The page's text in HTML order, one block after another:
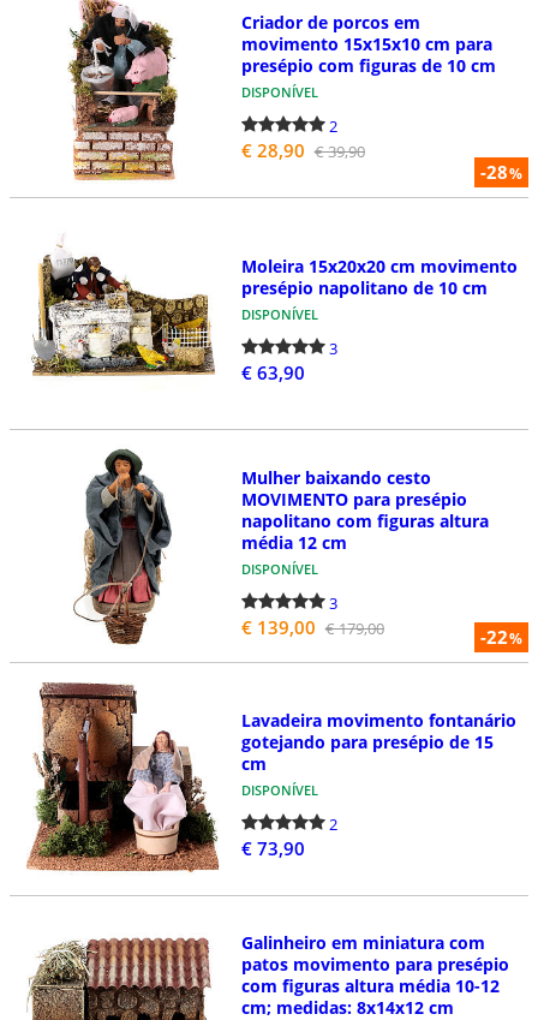
-28%
Criador de porcos em
movimento 15x15x10 cm para
presépio com figuras de 10 cm
DISPONÍVEL
2
€ 28,90 € 39,90
Moleira 15x20x20 cm movimento
presépio napolitano de 10 cm
DISPONÍVEL
3
€ 63,90
-22%
Mulher baixando cesto
MOVIMENTO para presépio
napolitano com figuras altura
média 12 cm
DISPONÍVEL
3
€ 139,00 € 179,00
Lavadeira movimento fontanário
gotejando para presépio de 15
cm
DISPONÍVEL
2
€ 73,90
Galinheiro em miniatura com
patos movimento para presépio
com figuras altura média 10-12
cm; medidas: 8x14x12 cm